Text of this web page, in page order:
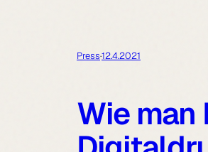
Press·12.4.2021
Wie man